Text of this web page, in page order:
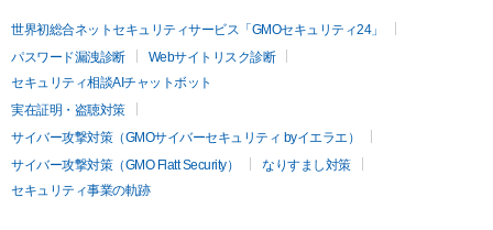
世界初総合ネットセキュリティサービス「GMOセキュリティ24」
パスワード漏洩診断
Webサイトリスク診断
セキュリティ相談AIチャットボット
実在証明・盗聴対策
サイバー攻撃対策（GMOサイバーセキュリティ byイエラエ）
サイバー攻撃対策（GMO Flatt Security）
なりすまし対策
セキュリティ事業の軌跡